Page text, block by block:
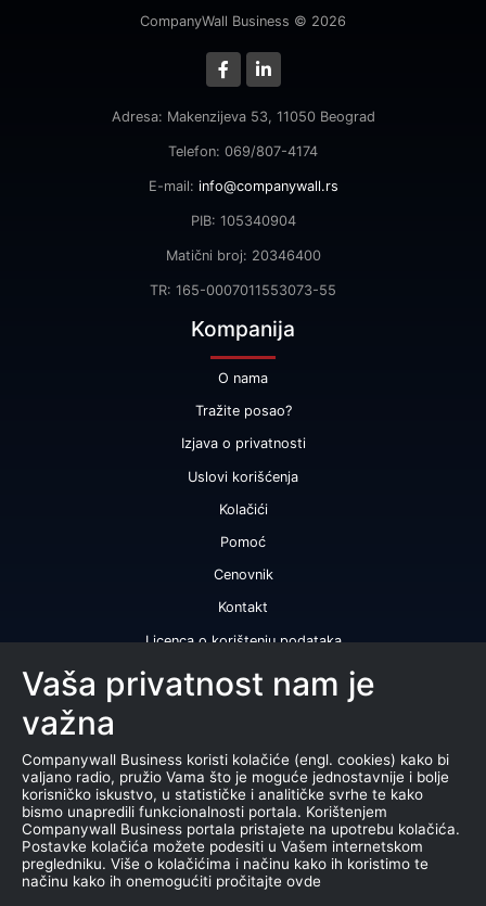
CompanyWall Business © 2026
Adresa: Makenzijeva 53, 11050 Beograd
Telefon: 069/807-4174
E-mail: info@companywall.rs
PIB: 105340904
Matični broj: 20346400
TR: 165-0007011553073-55
Kompanija
O nama
Tražite posao?
Izjava o privatnosti
Uslovi korišćenja
Kolačići
Pomoć
Cenovnik
Kontakt
Licenca o korištenju podataka
Naše usluge
Bonitetni izveštaj
Sertifikat bonitetne izvrsnosti
Proizvodi
Saradnja sa registrom APR
Vaša privatnost nam je
važna
Companywall Business koristi kolačiće (engl. cookies) kako bi
valjano radio, pružio Vama što je moguće jednostavnije i bolje
korisničko iskustvo, u statističke i analitičke svrhe te kako
bismo unapredili funkcionalnosti portala. Korištenjem
Companywall Business portala pristajete na upotrebu kolačića.
Postavke kolačića možete podesiti u Vašem internetskom
pregledniku. Više o kolačićima i načinu kako ih koristimo te
načinu kako ih onemogućiti pročitajte ovde